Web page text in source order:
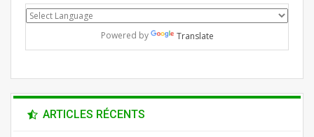
Powered by Translate
ARTICLES RÉCENTS